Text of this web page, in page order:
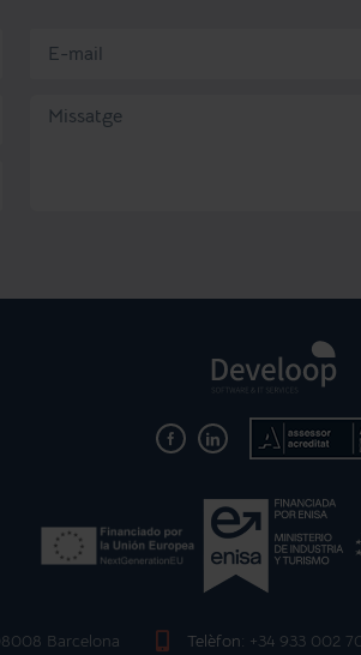
Barcelona Telèfon: +34 933 002